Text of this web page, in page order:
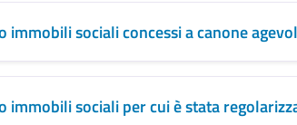
immobili sociali concessi a canone
immobili sociali per cui è stata